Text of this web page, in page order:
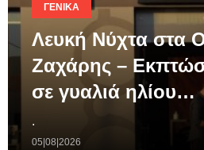
ΓΕΝΙΚΆ
Λευκή Νύχτα στα
Ζαχάρης –
σε γυαλιά ηλίου…
.
05|08|2026